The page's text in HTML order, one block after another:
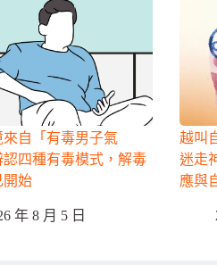
來自「有毒男子氣
四種有毒模式，解毒
開始
年 8 月 5 日
越叫
迷走
應與